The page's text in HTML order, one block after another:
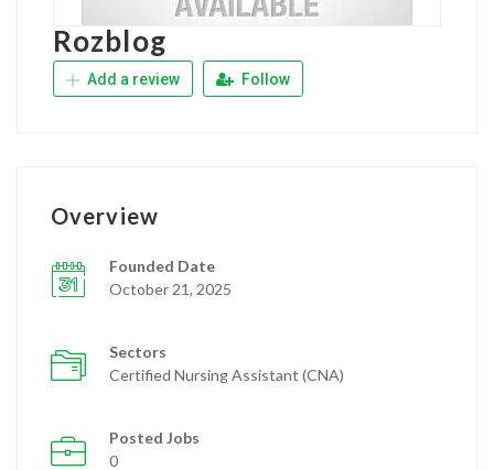
Rozblog
Add a review Follow
Overview
Founded Date
October 21, 2025
Sectors
Certified Nursing Assistant (CNA)
Posted Jobs
0